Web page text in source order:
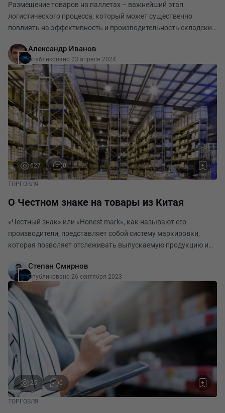
Размещение товаров на паллетах – важнейший этап
логистического процесса, который может существенно
повлиять на эффективность и производительность складских
снизить издержки, ускорить процессы обработки то
Александр Иванов
Опубликовано 23 апреля 2024
627 0
ТОРГОВЛЯ
О Честном знаке на товары из Китая
«Честный знак» или «Honest mark», как называют его
производители, представляет собой систему маркировки,
которая позволяет отслеживать выпускаемую продукцию и
время маркировка распространяется на 16 видов то
Степан Смирнов
Опубликовано 26 сентября 2023
25 0
ТОРГОВЛЯ